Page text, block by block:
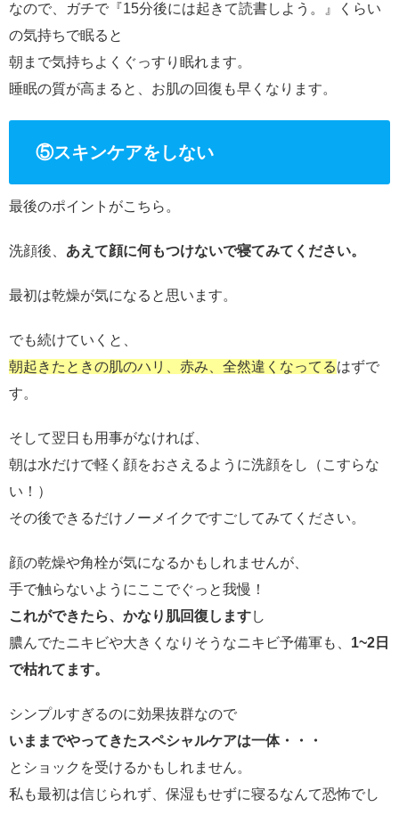
なので、ガチで『15分後には起きて読書しよう。』くらい
の気持ちで眠ると
朝まで気持ちよくぐっすり眠れます。
睡眠の質が高まると、お肌の回復も早くなります。
⑤スキンケアをしない
最後のポイントがこちら。
洗顔後、 あえて顔に何もつけないで寝てみてください。
最初は乾燥が気になると思います。
でも続けていくと、
朝起きたときの肌のハリ、赤み、全然違くなってるはずで
す。
そして翌日も用事がなければ、
朝は水だけで軽く顔をおさえるように洗顔をし（こすらな
い！）
その後できるだけノーメイクですごしてみてください。
顔の乾燥や角栓が気になるかもしれませんが、
手で触らないようにここでぐっと我慢！
これができたら、かなり肌回復しますし
膿んでたニキビや大きくなりそうなニキビ予備軍も、 1~2日
で枯れてます。
シンプルすぎるのに効果抜群なので
いままでやってきたスペシャルケアは一体・・・
とショックを受けるかもしれません。
私も最初は信じられず、保湿もせずに寝るなんて恐怖でし